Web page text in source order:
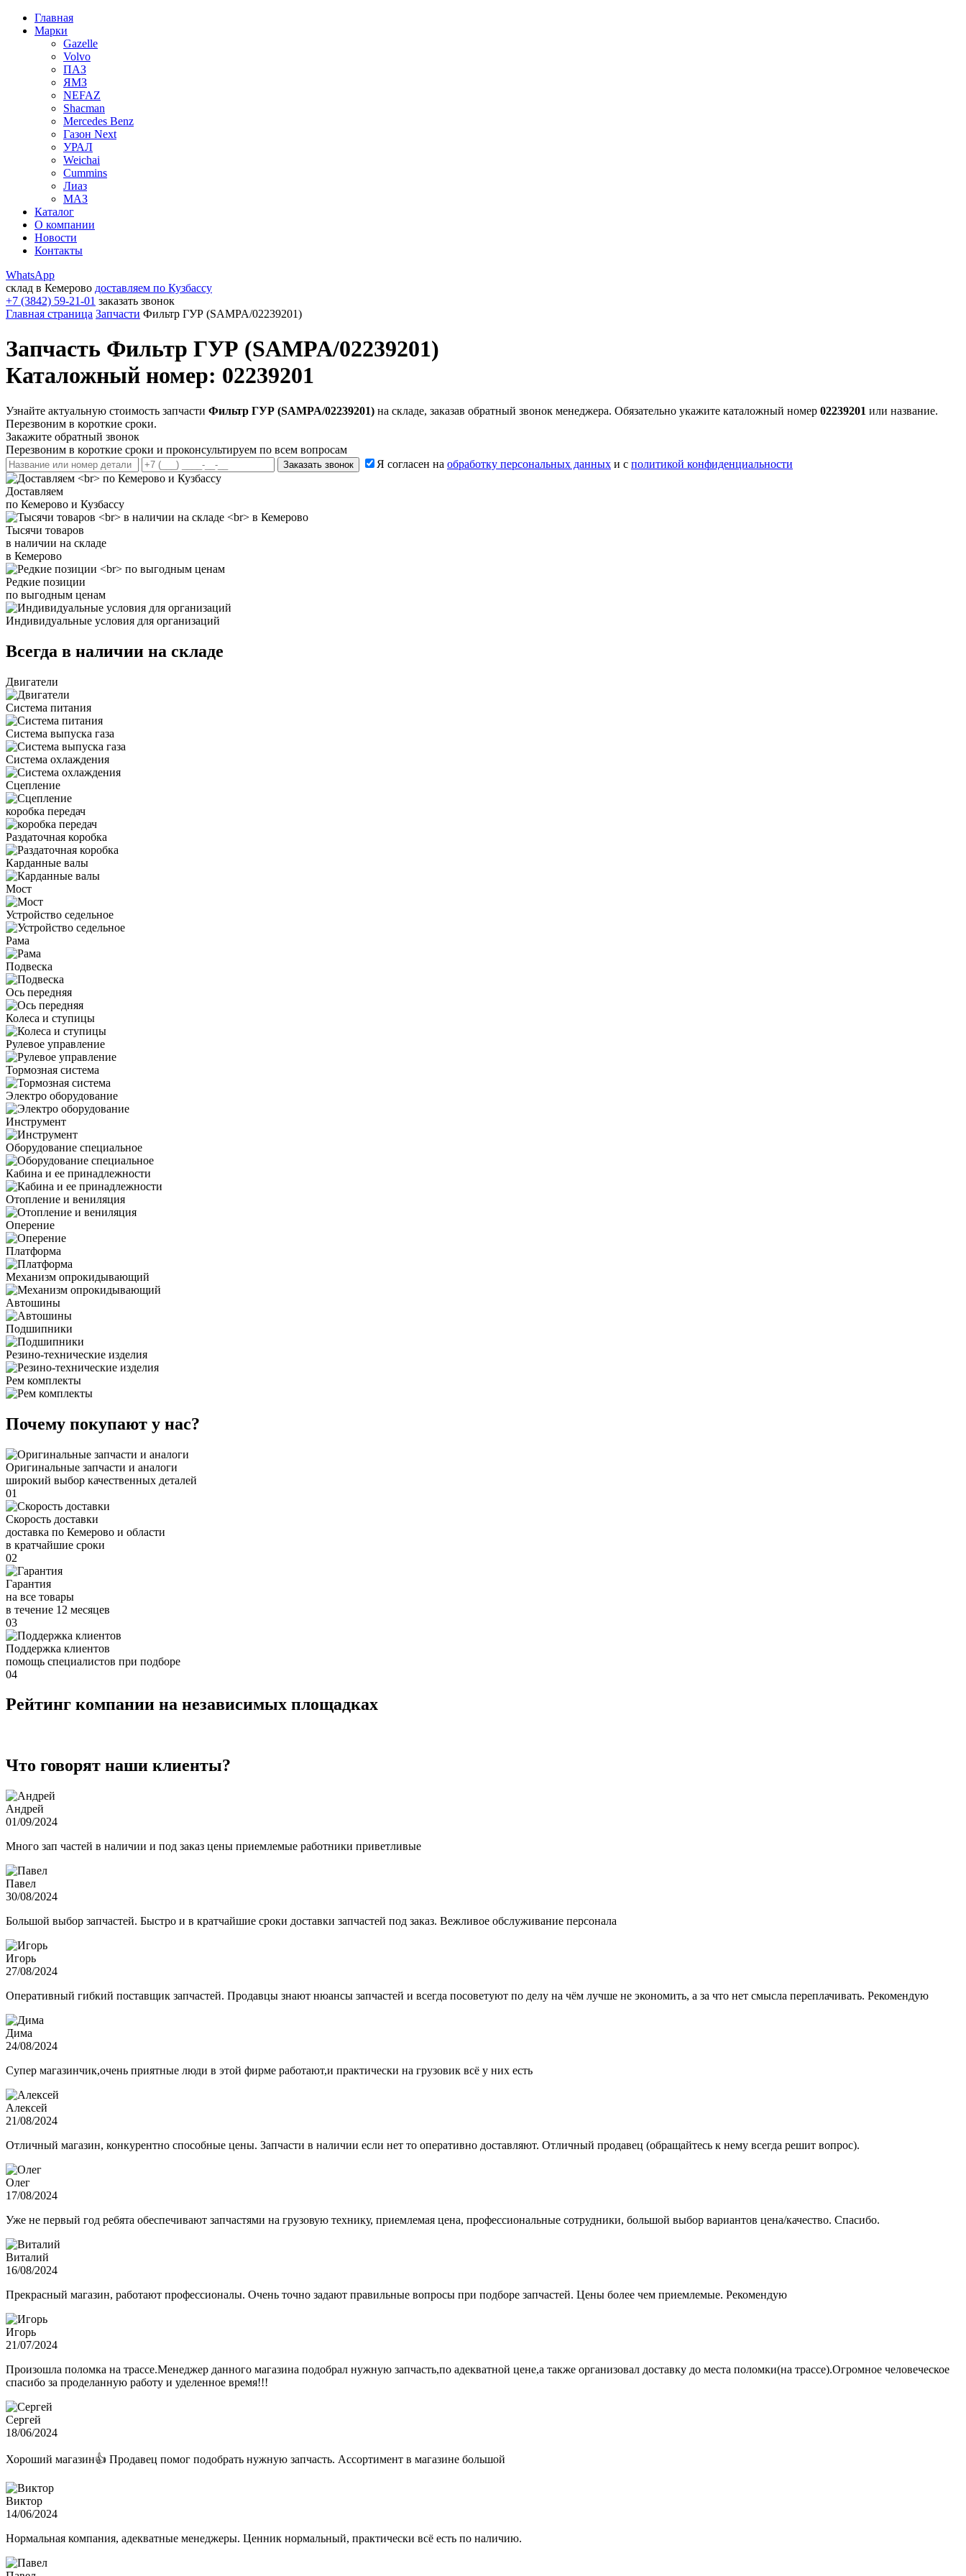
Главная
Марки
Gazelle
Volvo
ПАЗ
ЯМЗ
NEFAZ
Shacman
Mercedes Benz
Газон Next
УРАЛ
Weichai
Cummins
Лиаз
МАЗ
Каталог
О компании
Новости
Контакты
WhatsApp
склад в Кемерово доставляем по Кузбассу
+7 (3842) 59-21-01 заказать звонок
Главная страница Запчасти Фильтр ГУР (SAMPA/02239201)
Запчасть Фильтр ГУР (SAMPA/02239201)
Каталожный номер: 02239201
Узнайте актуальную стоимость запчасти Фильтр ГУР (SAMPA/02239201) на складе, заказав обратный звонок менеджера. Обязательно укажите каталожный номер 02239201 или название.
Перезвоним в короткие сроки.
Закажите обратный звонок
Перезвоним в короткие сроки и проконсультируем по всем вопросам
Заказать звонок Я согласен на обработку персональных данных и с политикой конфиденциальности
Доставляем
по Кемерово и Кузбассу
Тысячи товаров
в наличии на складе
в Кемерово
Редкие позиции
по выгодным ценам
Индивидуальные условия для организаций
Всегда в наличии на складе
Двигатели
Система питания
Система выпуска газа
Система охлаждения
Сцепление
коробка передач
Раздаточная коробка
Карданные валы
Мост
Устройство седельное
Рама
Подвеска
Ось передняя
Колеса и ступицы
Рулевое управление
Тормозная система
Электро оборудование
Инструмент
Оборудование специальное
Кабина и ее принадлежности
Отопление и вениляция
Оперение
Платформа
Механизм опрокидывающий
Автошины
Подшипники
Резино-технические изделия
Рем комплекты
Почему покупают у нас?
Оригинальные запчасти и аналоги
широкий выбор качественных деталей
01
Скорость доставки
доставка по Кемерово и области
в кратчайшие сроки
02
Гарантия
на все товары
в течение 12 месяцев
03
Поддержка клиентов
помощь специалистов при подборе
04
Рейтинг компании на независимых площадках
Что говорят наши клиенты?
Андрей
01/09/2024
Много зап частей в наличии и под заказ цены приемлемые работники приветливые
Павел
30/08/2024
Большой выбор запчастей. Быстро и в кратчайшие сроки доставки запчастей под заказ. Вежливое обслуживание персонала
Игорь
27/08/2024
Оперативный гибкий поставщик запчастей. Продавцы знают нюансы запчастей и всегда посоветуют по делу на чём лучше не экономить, а за что нет смысла переплачивать. Рекомендую
Дима
24/08/2024
Супер магазинчик,очень приятные люди в этой фирме работают,и практически на грузовик всё у них есть
Алексей
21/08/2024
Отличный магазин, конкурентно способные цены. Запчасти в наличии если нет то оперативно доставляют. Отличный продавец (обращайтесь к нему всегда решит вопрос).
Олег
17/08/2024
Уже не первый год ребята обеспечивают запчастями на грузовую технику, приемлемая цена, профессиональные сотрудники, большой выбор вариантов цена/качество. Спасибо.
Виталий
16/08/2024
Прекрасный магазин, работают профессионалы. Очень точно задают правильные вопросы при подборе запчастей. Цены более чем приемлемые. Рекомендую
Игорь
21/07/2024
Произошла поломка на трассе.Менеджер данного магазина подобрал нужную запчасть,по адекватной цене,а также организовал доставку до места поломки(на трассе).Огромное человеческое
спасибо за проделанную работу и уделенное время!!!
Сергей
18/06/2024
Хороший магазин👍 Продавец помог подобрать нужную запчасть. Ассортимент в магазине большой
Виктор
14/06/2024
Нормальная компания, адекватные менеджеры. Ценник нормальный, практически всё есть по наличию.